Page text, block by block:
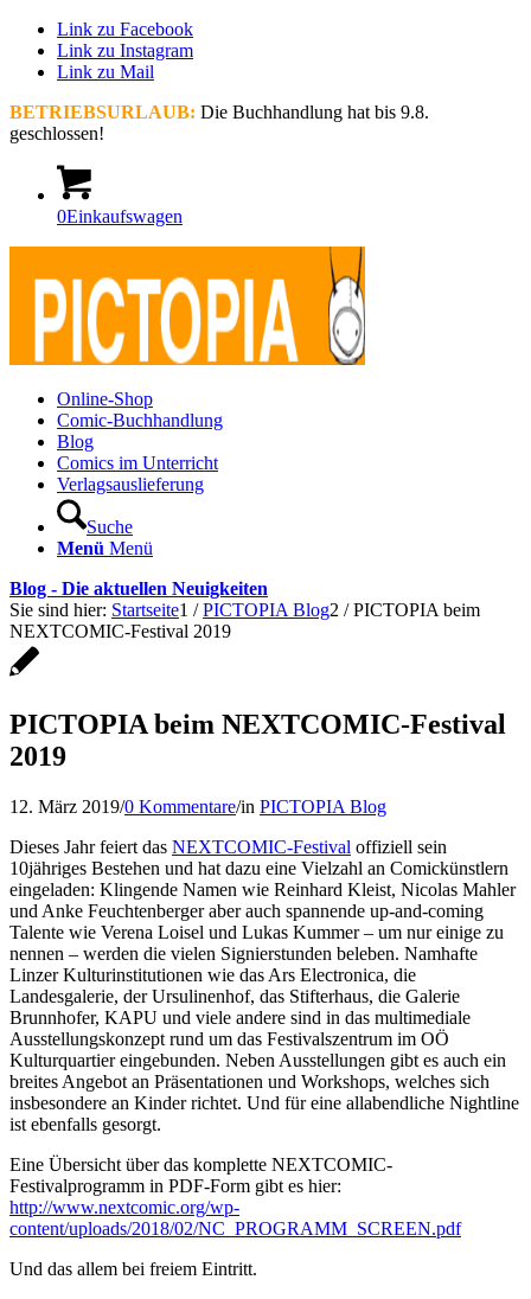
Link zu Facebook
Link zu Instagram
Link zu Mail
BETRIEBSURLAUB: Die Buchhandlung hat bis 9.8.
geschlossen!
0Einkaufswagen
Online-Shop
Comic-Buchhandlung
Blog
Comics im Unterricht
Verlagsauslieferung
Suche
Menü Menü
Blog - Die aktuellen Neuigkeiten
Sie sind hier: Startseite1 / PICTOPIA Blog2 / PICTOPIA beim
NEXTCOMIC-Festival 2019
PICTOPIA beim NEXTCOMIC-Festival
2019
12. März 2019/0 Kommentare/in PICTOPIA Blog
Dieses Jahr feiert das NEXTCOMIC-Festival offiziell sein
10jähriges Bestehen und hat dazu eine Vielzahl an Comickünstlern
eingeladen: Klingende Namen wie Reinhard Kleist, Nicolas Mahler
und Anke Feuchtenberger aber auch spannende up-and-coming
Talente wie Verena Loisel und Lukas Kummer – um nur einige zu
nennen – werden die vielen Signierstunden beleben. Namhafte
Linzer Kulturinstitutionen wie das Ars Electronica, die
Landesgalerie, der Ursulinenhof, das Stifterhaus, die Galerie
Brunnhofer, KAPU und viele andere sind in das multimediale
Ausstellungskonzept rund um das Festivalszentrum im OÖ
Kulturquartier eingebunden. Neben Ausstellungen gibt es auch ein
breites Angebot an Präsentationen und Workshops, welches sich
insbesondere an Kinder richtet. Und für eine allabendliche Nightline
ist ebenfalls gesorgt.
Eine Übersicht über das komplette NEXTCOMIC-
Festivalprogramm in PDF-Form gibt es hier:
http://www.nextcomic.org/wp-
content/uploads/2018/02/NC_PROGRAMM_SCREEN.pdf
Und das allem bei freiem Eintritt.